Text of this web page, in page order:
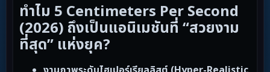
ทำไม 5 Centimeters Per Second
(2026) ถึงเป็นแอนิเมชันที่ “สวยงาม
ที่สุด” แห่งยุค?